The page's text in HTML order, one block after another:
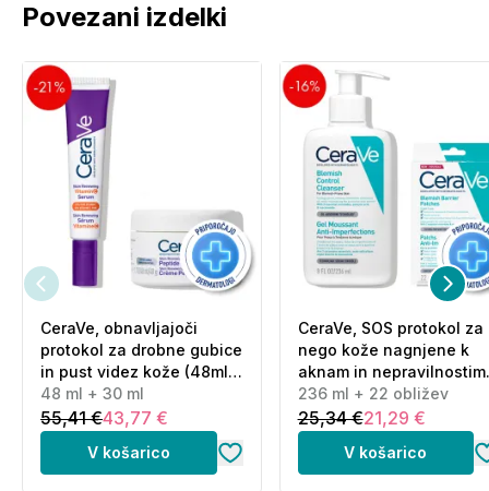
Povezani izdelki
CeraVe, obnavljajoči
protokol za drobne gubice
in pust videz kože (48ml
+ 30 ml)
48 ml + 30 ml
55,41 €43,77 €
V košarico
CeraVe, SOS protokol za
nego kože nagnjene k
aknam in nepravilnostim
(236 ml + 22 obližev)
236 ml + 22 obližev
25,34 €21,29 €
V košarico